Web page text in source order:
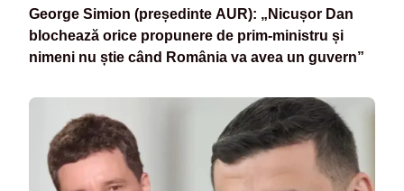
George Simion (președinte AUR): „Nicușor Dan
blochează orice propunere de prim-ministru și
nimeni nu știe când România va avea un guvern”